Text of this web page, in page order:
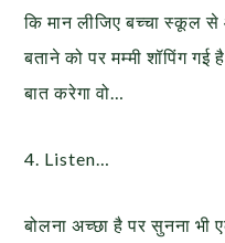
कि मान लीजिए बच्चा स्कूल
बताने को पर मम्मी शॉपिंग
बात करेगा वो…
4. Listen…
बोलना अच्छा है पर सुनना